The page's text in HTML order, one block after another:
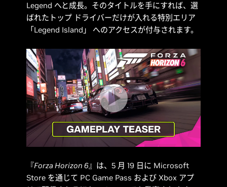
Legend へと成長。そのタイトルを手にすれば、選
ばれたトップ ドライバーだけが入れる特別エリア
「Legend Island」 へのアクセスが付与されます。
『Forza Horizon 6』は、5 月 19 日に Microsoft
Store を通じて PC Game Pass および Xbox アプ